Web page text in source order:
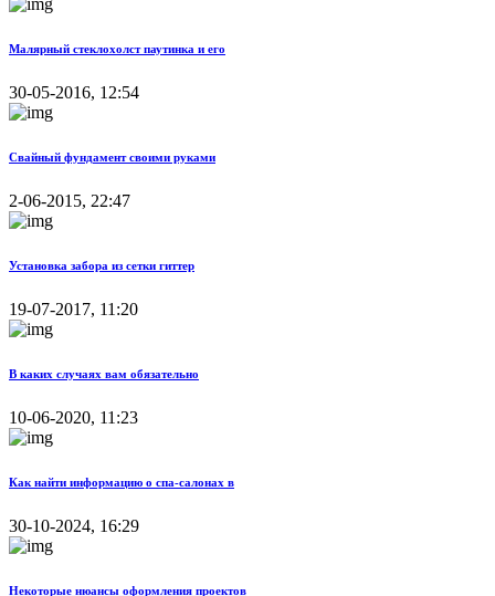
Малярный стеклохолст паутинка и его
30-05-2016, 12:54
Свайный фундамент своими руками
2-06-2015, 22:47
Установка забора из сетки гиттер
19-07-2017, 11:20
В каких случаях вам обязательно
10-06-2020, 11:23
Как найти информацию о спа-салонах в
30-10-2024, 16:29
Некоторые нюансы оформления проектов